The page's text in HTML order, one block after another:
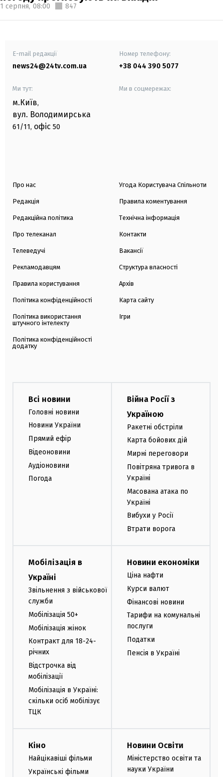
1 серпня, 08:00 847
E-mail редакції
news24@24tv.com.ua
Номер телефону:
+38 044 390 5077
Ми тут:
м.Київ,
вул. Володимирська
61/11, офіс 50
Ми в соцмережах:
Про нас
Редакція
Редакційна політика
Про телеканал
Телеведучі
Рекламодавцям
Правила користування
Політика конфіденційності
Політика використання
штучного інтелекту
Політика конфіденційності
додатку
Угода Користувача Спільноти
Правила коментування
Технічна інформація
Контакти
Вакансії
Структура власності
Архів
Карта сайту
Ігри
Всі новини
Головні новини
Новини України
Прямий ефір
Відеоновини
Аудіоновини
Погода
Війна Росії з
Україною
Ракетні обстріли
Карта бойових дій
Мирні переговори
Повітряна тривога в
Україні
Масована атака по
Україні
Вибухи у Росії
Втрати ворога
Мобілізація в
Україні
Звільнення з військової
служби
Мобілізація 50+
Мобілізація жінок
Контракт для 18-24-
річних
Відстрочка від
мобілізації
Мобілізація в Україні:
скільки осіб мобілізує
ТЦК
Новини економіки
Ціна нафти
Курси валют
Фінансові новини
Тарифи на комунальні
послуги
Податки
Пенсія в Україні
Кіно
Найцікавіші фільми
Українські фільми
Новини Освіти
Міністерство освіти та
науки України